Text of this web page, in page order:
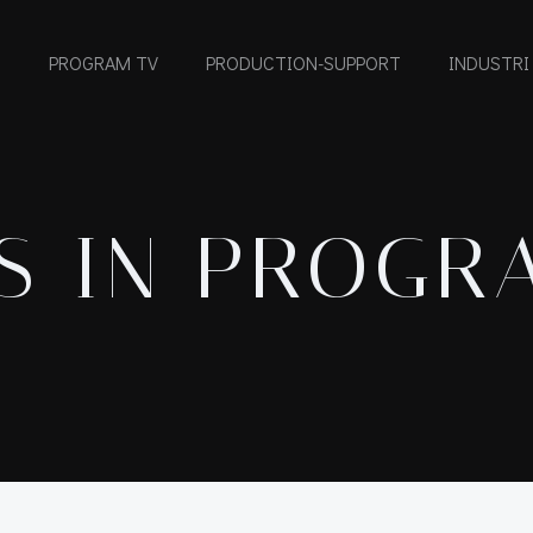
PROGRAM TV PRODUCTION-SUPPORT INDUSTRI
IN